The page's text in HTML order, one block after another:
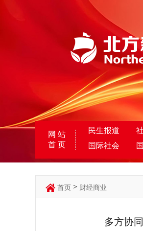
网 站
首 页
民生报道
国际社会
首页 > 财经商业
多方协